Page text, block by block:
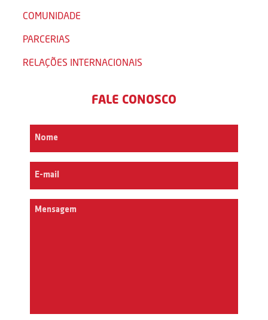
COMUNIDADE
PARCERIAS
RELAÇÕES INTERNACIONAIS
FALE CONOSCO